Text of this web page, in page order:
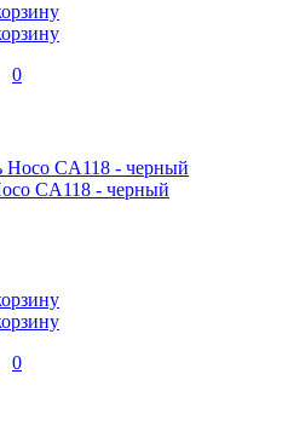
0
CA118 - черный
0